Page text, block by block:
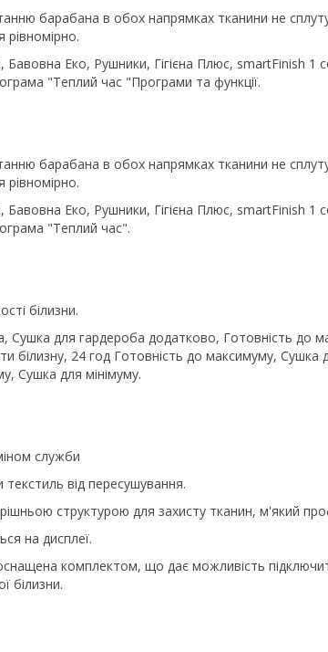
барабана в обох напрямках тканини не
Бавовна Еко, Рушники, Гігієна Плюс, smartFinish 1
"Теплий час "Програми та функції.
барабана в обох напрямках тканини не
Бавовна Еко, Рушники, Гігієна Плюс, smartFinish 1
"Теплий час".
білизни.
Сушка для гардероба додатково, Готовність до
білизну, 24 год Готовність до максимуму, Сушка
Сушка для мінімуму.
служби
від пересушування.
структурою для захисту тканин, м'який
на дисплеї.
комплектом, що дає можливість
білизни.